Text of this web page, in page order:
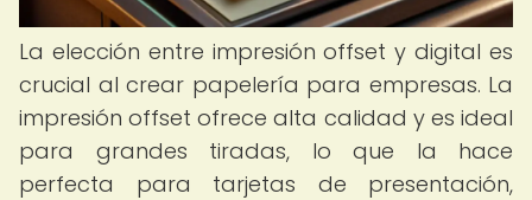
La elección entre impresión offset y digital es
crucial al crear papelería para empresas. La
impresión offset ofrece alta calidad y es ideal
para grandes tiradas, lo que la hace
perfecta para tarjetas de presentación,